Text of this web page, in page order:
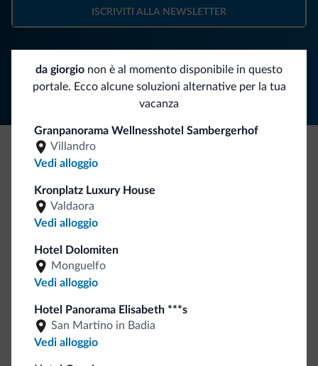
da giorgio non è al momento disponibile in questo
portale. Ecco alcune soluzioni alternative per la tua
vacanza
Granpanorama Wellnesshotel Sambergerhof
Villandro
Vedi alloggio
Kronplatz Luxury House
Valdaora
Vedi alloggio
Hotel Dolomiten
Monguelfo
Vedi alloggio
Hotel Panorama Elisabeth ***s
San Martino in Badia
Vedi alloggio
Segui Dolomiti.it
ISCRIVITI ALLA NEWSLETTER
Be Original, scopri la nuova collezione
Ce l'avete chiesto in tanti. Ecco la nuova collezione firmata
Dolomiti.it!